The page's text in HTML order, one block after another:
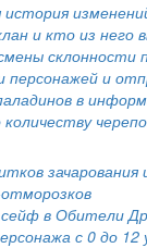
история
и кто из него
склонности
персонажей и
в
зачарования
в Обители
с 0 до 12